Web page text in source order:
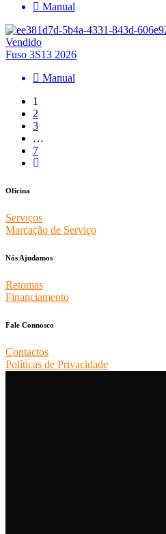
Manual
Vendido
Fuso 3S13 2026
Manual
1
2
3
…
7
Oficina
Serviços
Marcação de Serviço
Nós Ajudamos
Retomas
Financiamento
Fale Connosco
Contactos
Políticas de Privacidade